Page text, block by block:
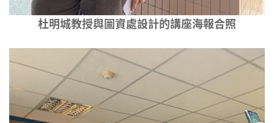
杜明城教授與圖資處設計的講座海報合照